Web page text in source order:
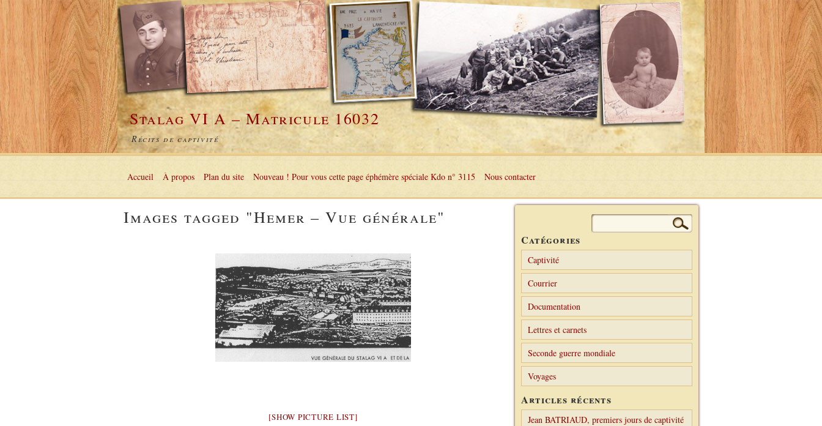
Stalag VI A – Matricule 16032
Récits de captivité
Accueil À propos Plan du site Nouveau ! Pour vous cette page éphémère spéciale Kdo n° 3115 Nous contacter
Images tagged "Hemer – Vue générale"
[SHOW PICTURE LIST]
Rechercher :
Catégories
Captivité
Courrier
Documentation
Lettres et carnets
Seconde guerre mondiale
Voyages
Articles récents
Jean BATRIAUD, premiers jours de captivité